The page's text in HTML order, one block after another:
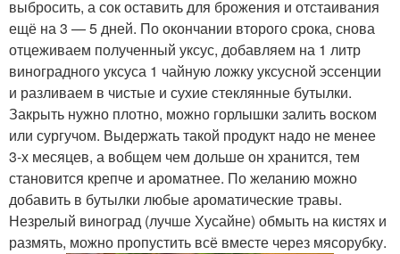
выбросить, а сок оставить для брожения и отстаивания
ещё на 3 — 5 дней. По окончании второго срока, снова
отцеживаем полученный уксус, добавляем на 1 литр
виноградного уксуса 1 чайную ложку уксусной эссенции
и разливаем в чистые и сухие стеклянные бутылки.
Закрыть нужно плотно, можно горлышки залить воском
или сургучом. Выдержать такой продукт надо не менее
3-х месяцев, а вобщем чем дольше он хранится, тем
становится крепче и ароматнее. По желанию можно
добавить в бутылки любые ароматические травы.
Незрелый виноград (лучше Хусайне) обмыть на кистях и
размять, можно пропустить всё вместе через мясорубку.